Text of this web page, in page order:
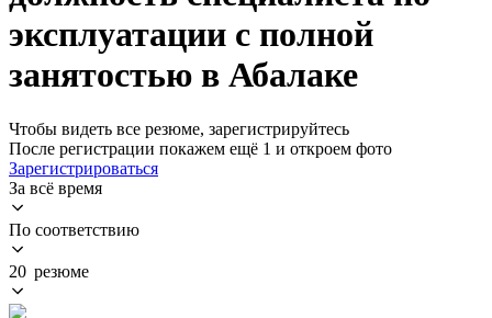
эксплуатации с полной
занятостью в Абалаке
Чтобы видеть все резюме, зарегистрируйтесь
После регистрации покажем ещё 1 и откроем фото
Зарегистрироваться
За всё время
По соответствию
20 резюме